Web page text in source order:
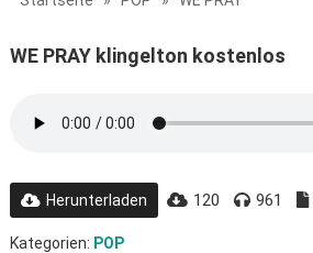
WE PRAY klingelton kostenlos
Herunterladen 120 961
Kategorien: POP